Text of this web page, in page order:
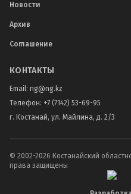
Новости
Архив
Соглашение
КОНТАКТЫ
Email: ng@ng.kz
Телефон: +7 (7142) 53-69-95
г. Костанай, ул. Майлина, д. 2/3
© 2002-2026 Костанайский
права защищены